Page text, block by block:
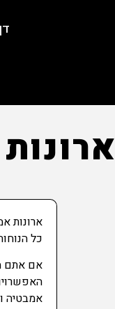
ארונות
כל
אם אתם
אמבטיה